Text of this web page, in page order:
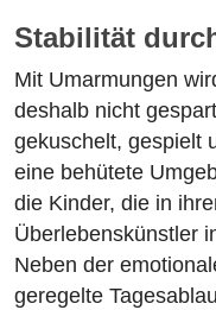
Stabilität
Mit Umarmungen
deshalb nicht
gekuschelt, gespielt
eine behütete
die Kinder, die in
Überlebenskünstler
Neben der
geregelte